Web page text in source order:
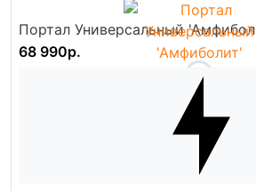
Портал Универсальный
68 990р.